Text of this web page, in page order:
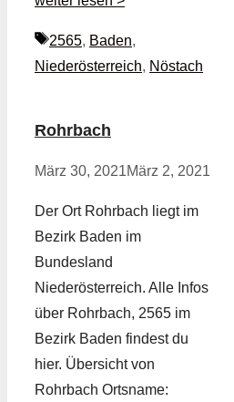
Schlagwörter
2565, Baden,
Niederösterreich, Nöstach
Rohrbach
März 30, 2021März 2, 2021
Der Ort Rohrbach liegt im
Bezirk Baden im
Bundesland
Niederösterreich. Alle Infos
über Rohrbach, 2565 im
Bezirk Baden findest du
hier. Übersicht von
Rohrbach Ortsname: